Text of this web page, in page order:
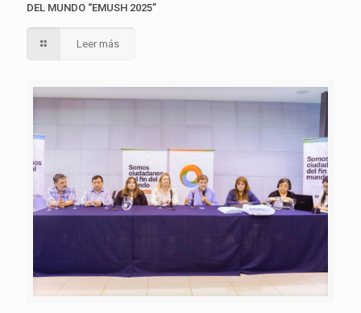
DEL MUNDO “EMUSH 2025”
Leer más